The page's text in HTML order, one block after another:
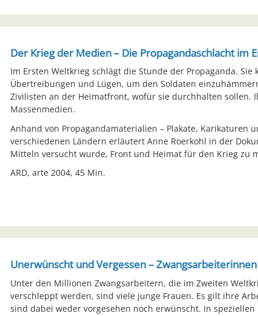
Der Krieg der Medien – Die Propagandaschlacht im
Im Ersten Weltkrieg schlägt die Stunde der Propaganda. Sie
Übertreibungen und Lügen, um den Soldaten
Zivilisten an der Heimatfront, wofür sie durchhalten sollen.
Massenmedien.
Anhand von Propagandamaterialien – Plakate, Karikaturen
verschiedenen Ländern erläutert Anne Roerkohl in der
Mitteln versucht wurde, Front und Heimat für den Krieg zu
ARD, arte 2004, 45 Min.
Unerwünscht und Vergessen –
Unter den Millionen Zwangsarbeitern, die im Zweiten
verschleppt werden, sind viele junge Frauen. Es gilt ihre
sind dabei weder vorgesehen noch erwünscht. In